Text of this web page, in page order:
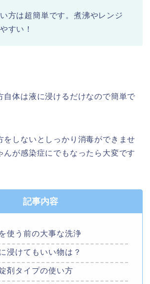
方は超簡単です。煮沸やレンジ
すい！
自体は液に浸けるだけなので簡単で
をしないとしっかり消毒ができませ
んが感染症にでもなったら大変です
記事内容
使う前の大事な洗浄
浸けてもいい物は？
剤タイプの使い方